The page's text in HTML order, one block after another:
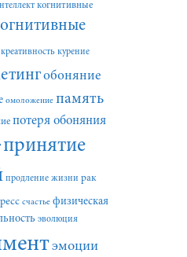
когнитивные
креативность курение
обоняние
омоложение память
потеря обоняния
принятие
продление жизни рак
счастье физическая
эволюция
эмоции